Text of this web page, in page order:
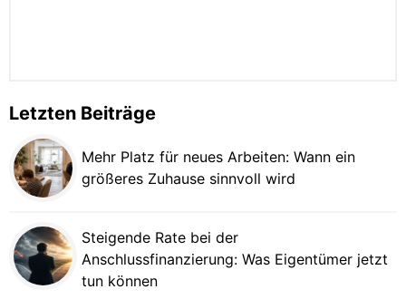
Letzten Beiträge
Mehr Platz für neues Arbeiten: Wann ein
größeres Zuhause sinnvoll wird
Steigende Rate bei der
Anschlussfinanzierung: Was Eigentümer jetzt
tun können